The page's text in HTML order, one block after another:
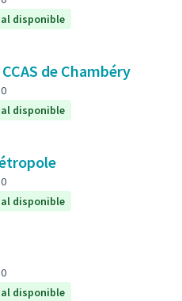
disponible
de Chambéry
0
disponible
0
disponible
0
disponible